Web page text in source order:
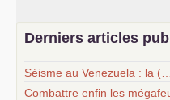
Derniers articles
Séisme au Venezuela : la
Combattre enfin les